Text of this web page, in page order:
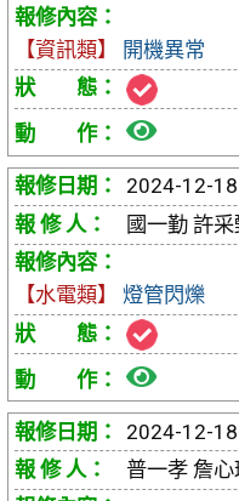
單
【資訊類】 開機異常
檢
視
報
單
2024-12-
國一勤 許采
【水電類】燈管閃爍
檢
視
報
2024-12-
普一孝 詹心